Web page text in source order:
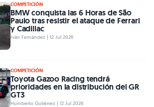
COMPETICIÓN
BMW conquista las 6 Horas de São
Paulo tras resistir el ataque de Ferrari
y Cadillac
Iván Fernández | 12 Jul 2026
COMPETICIÓN
Toyota Gazoo Racing tendrá
prioridades en la distribución del GR
GT3
Humberto Gutiérrez | 12 Jul 2026